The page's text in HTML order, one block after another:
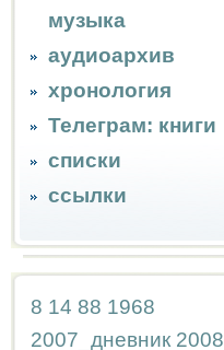
музыка
аудиоархив
хронология
Телеграм: книги
списки
ссылки
8 14 88 1968
2007_дневник 2008